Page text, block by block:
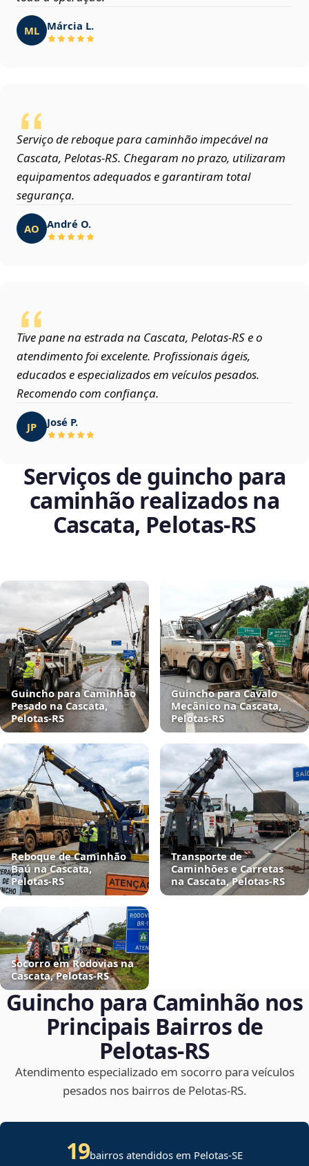
ML Márcia L.
Serviço de reboque para caminhão impecável na
Cascata, Pelotas‑RS. Chegaram no prazo, utilizaram
equipamentos adequados e garantiram total
segurança.
AO André O.
Tive pane na estrada na Cascata, Pelotas‑RS e o
atendimento foi excelente. Profissionais ágeis,
educados e especializados em veículos pesados.
Recomendo com confiança.
JP José P.
Serviços de guincho para
caminhão realizados na
Cascata, Pelotas‑RS
Guincho para Caminhão
Pesado na Cascata,
Pelotas‑RS
Guincho para Cavalo
Mecânico na Cascata,
Pelotas‑RS
Reboque de Caminhão
Baú na Cascata,
Pelotas‑RS
Transporte de
Caminhões e Carretas
na Cascata, Pelotas‑RS
Socorro em Rodovias na
Cascata, Pelotas‑RS
Guincho para Caminhão nos
Principais Bairros de
Pelotas‑RS
Atendimento especializado em socorro para veículos
pesados nos bairros de Pelotas‑RS.
19bairros atendidos em Pelotas-SE